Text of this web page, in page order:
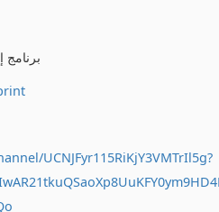
UCNJFyr115RiKjY3VMTrIl5g?